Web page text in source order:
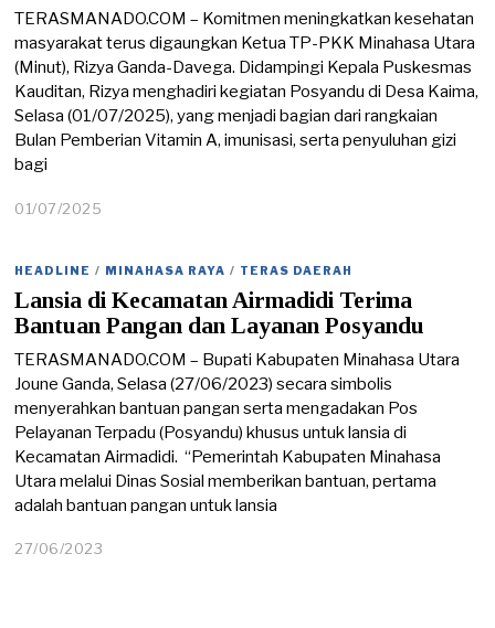
TERASMANADO.COM – Komitmen meningkatkan kesehatan
masyarakat terus digaungkan Ketua TP-PKK Minahasa Utara
(Minut), Rizya Ganda-Davega. Didampingi Kepala Puskesmas
Kauditan, Rizya menghadiri kegiatan Posyandu di Desa Kaima,
Selasa (01/07/2025), yang menjadi bagian dari rangkaian
Bulan Pemberian Vitamin A, imunisasi, serta penyuluhan gizi
bagi
01/07/2025
0
7
/
2
5
HEADLINE / MINAHASA RAYA / TERAS DAERAH
Lansia di Kecamatan Airmadidi Terima
Bantuan Pangan dan Layanan Posyandu
TERASMANADO.COM – Bupati Kabupaten Minahasa Utara
Joune Ganda, Selasa (27/06/2023) secara simbolis
menyerahkan bantuan pangan serta mengadakan Pos
Pelayanan Terpadu (Posyandu) khusus untuk lansia di
Kecamatan Airmadidi. “Pemerintah Kabupaten Minahasa
Utara melalui Dinas Sosial memberikan bantuan, pertama
adalah bantuan pangan untuk lansia
27/06/2023